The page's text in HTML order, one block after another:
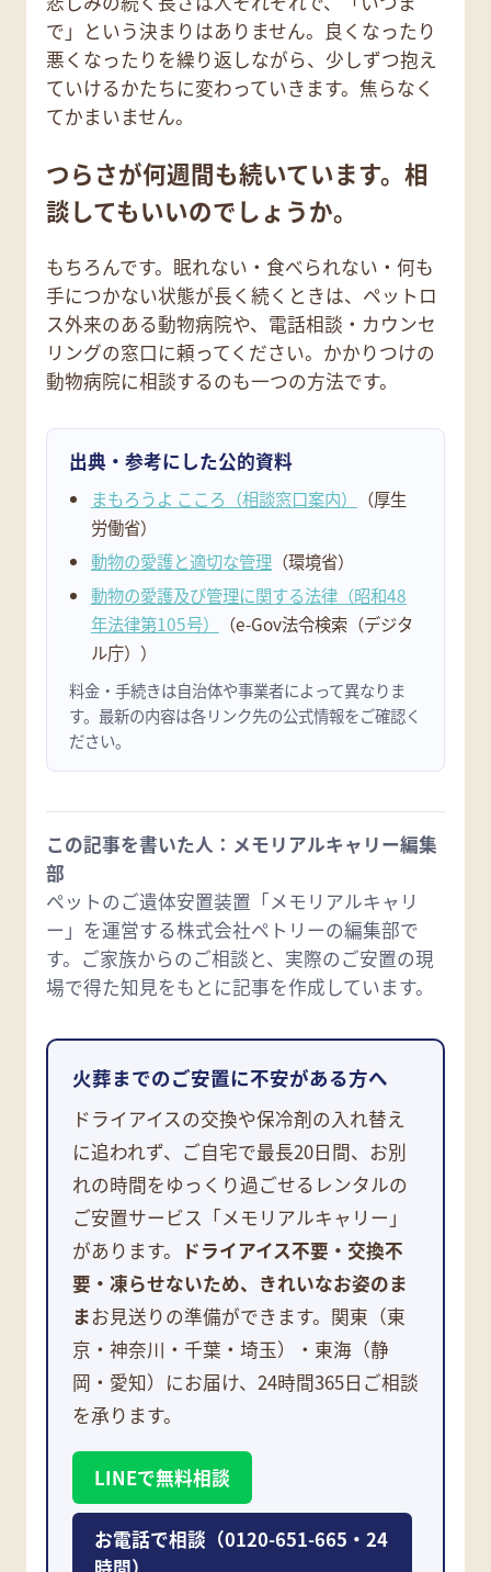
で」という決まりはありません。良くなったり
悪くなったりを繰り返しながら、少しずつ抱え
ていけるかたちに変わっていきます。焦らなく
てかまいません。
つらさが何週間も続いています。相
談してもいいのでしょうか。
もちろんです。眠れない・食べられない・何も
手につかない状態が長く続くときは、ペットロ
ス外来のある動物病院や、電話相談・カウンセ
リングの窓口に頼ってください。かかりつけの
動物病院に相談するのも一つの方法です。
出典・参考にした公的資料
まもろうよ こころ（相談窓口案内）
（厚生
労働省）
動物の愛護と適切な管理（環境省）
動物の愛護及び管理に関する法律（昭和48
年法律第105号）
（e-Gov法令検索（デジタ
ル庁））
料金・手続きは自治体や事業者によって異なりま
す。最新の内容は各リンク先の公式情報をご確認く
ださい。
この記事を書いた人：メモリアルキャリー編集
部
ペットのご遺体安置装置「メモリアルキャリ
ー」を運営する株式会社ペトリーの編集部で
す。ご家族からのご相談と、実際のご安置の現
場で得た知見をもとに記事を作成しています。
火葬までのご安置に不安がある方へ
ドライアイスの交換や保冷剤の入れ替え
に追われず、ご自宅で最長20日間、お別
れの時間をゆっくり過ごせるレンタルの
ご安置サービス「メモリアルキャリー」
があります。
ドライアイス不要・交換不
要・凍らせないため、きれいなお姿のま
まお見送りの準備ができます。関東（東
京・神奈川・千葉・埼玉）・東海（静
岡・愛知）にお届け、24時間365日ご相談
を承ります。
LINEで無料相談
お電話で相談（0120-651-665・24